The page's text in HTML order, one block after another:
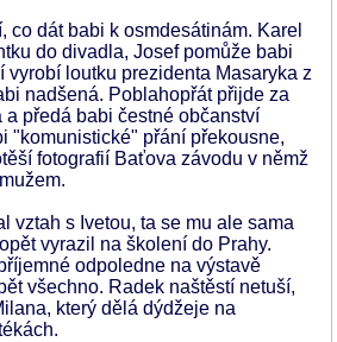
co dát babi k osmdesátinám. Karel
do divadla, Josef pomůže babi
vyrobí loutku prezidenta Masaryka z
nadšená. Poblahopřát přijde za
a předá babi čestné občanství
"komunistické" přání překousne,
fotografií Baťova závodu v němž
vztah s Ivetou, ta se mu ale sama
vyrazil na školení do Prahy.
odpoledne na výstavě
všechno. Radek naštěstí netuší,
který dělá dýdžeje na